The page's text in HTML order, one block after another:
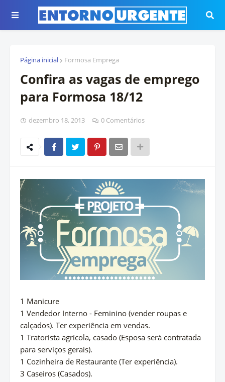
Página inicial Formosa Emprega
Confira as vagas de emprego
para Formosa 18/12
dezembro 18, 2013 0 Comentários
1 Manicure
1 Vendedor Interno - Feminino (vender roupas e
calçados). Ter experiência em vendas.
1 Tratorista agrícola, casado (Esposa será contratada
para serviços gerais).
1 Cozinheira de Restaurante (Ter experiência).
3 Caseiros (Casados).